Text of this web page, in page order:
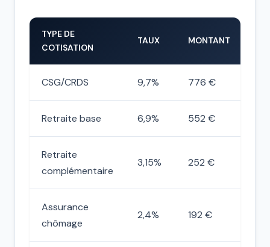
TYPE DE
COTISATION
TAUX MONTANT
CSG/CRDS 9,7% 776 €
Retraite base 6,9% 552 €
Retraite
complémentaire
3,15% 252 €
Assurance
chômage
2,4% 192 €